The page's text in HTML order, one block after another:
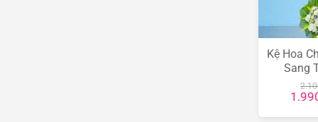
Kệ Hoa
Sang
Giá
gốc
là: